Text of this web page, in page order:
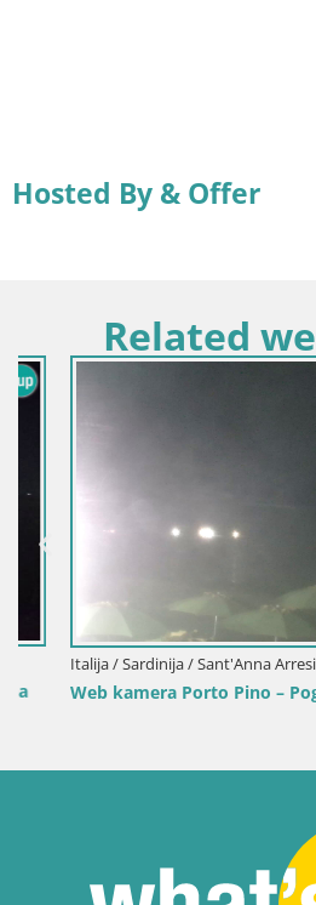
Hosted By & Offer
Related
Italija / Sardinija / Sant'Anna Arresi
Web kamera Porto Pino – Pogled